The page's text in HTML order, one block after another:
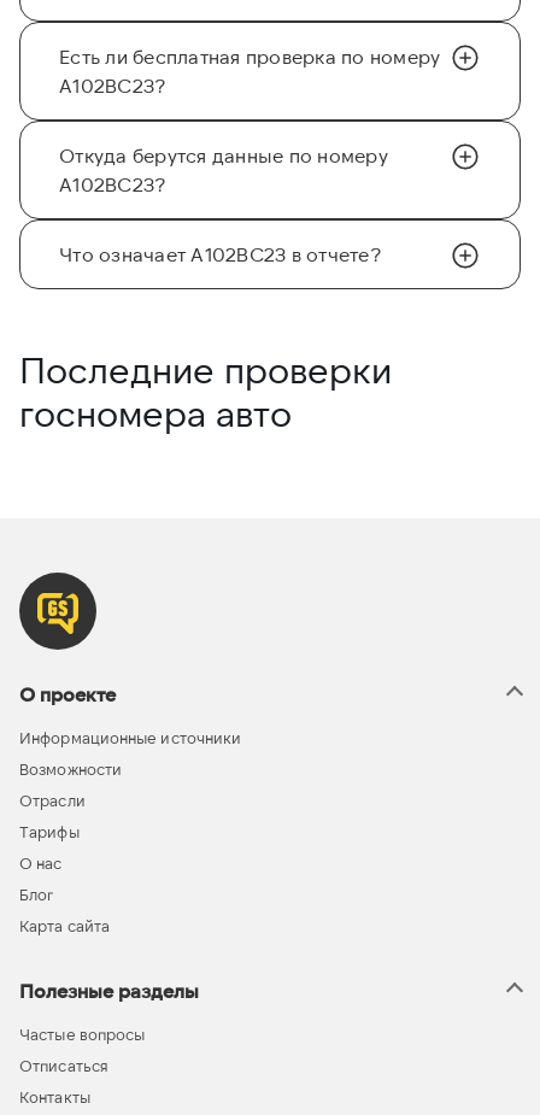
Есть ли бесплатная проверка по номеру
А102ВС23?
Откуда берутся данные по номеру
А102ВС23?
Что означает А102ВС23 в отчете?
Последние проверки
госномера авто
О проекте
Информационные источники
Возможности
Отрасли
Тарифы
О нас
Блог
Карта сайта
Полезные разделы
Частые вопросы
Отписаться
Контакты